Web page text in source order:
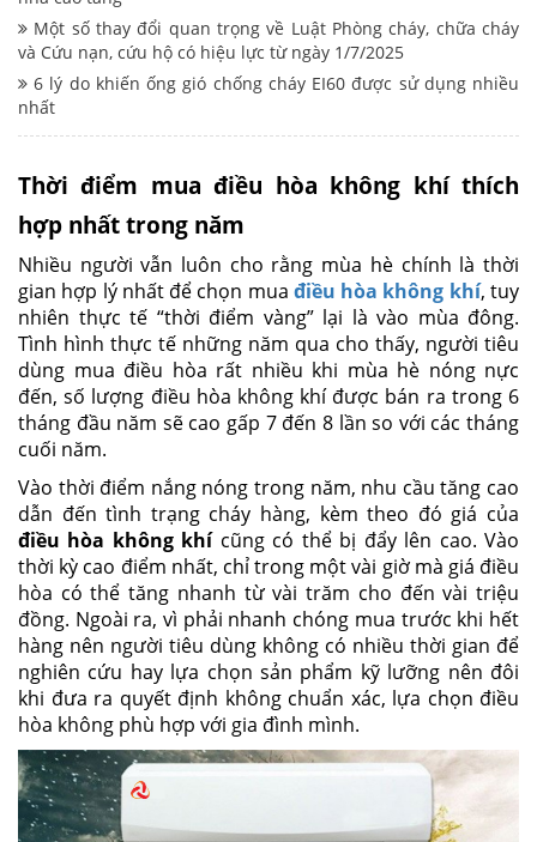
Một số thay đổi quan trọng về Luật Phòng cháy, chữa cháy
và Cứu nạn, cứu hộ có hiệu lực từ ngày 1/7/2025
6 lý do khiến ống gió chống cháy EI60 được sử dụng nhiều
nhất
Thời điểm mua điều hòa không khíthích
hợp nhất trong năm
Nhiều người vẫn luôn cho rằng mùa hè chính là thời
gian hợp lý nhất để chọn mua điều hòa không khí, tuy
nhiên thực tế “thời điểm vàng” lại là vào mùa đông.
Tình hình thực tế những năm qua cho thấy, người tiêu
dùng mua điều hòa rất nhiều khi mùa hè nóng nực
đến, số lượng điều hòa không khí được bán ra trong 6
tháng đầu năm sẽ cao gấp 7 đến 8 lần so với các tháng
cuối năm.
Vào thời điểm nắng nóng trong năm, nhu cầu tăng cao
dẫn đến tình trạng cháy hàng, kèm theo đó giá của
điều hòa không khícũng có thể bị đẩy lên cao. Vào
thời kỳ cao điểm nhất, chỉ trong một vài giờ mà giá điều
hòa có thể tăng nhanh từ vài trăm cho đến vài triệu
đồng. Ngoài ra, vì phải nhanh chóng mua trước khi hết
hàng nên người tiêu dùng không có nhiều thời gian để
nghiên cứu hay lựa chọn sản phẩm kỹ lưỡng nên đôi
khi đưa ra quyết định không chuẩn xác, lựa chọn điều
hòa không phù hợp với gia đình mình.